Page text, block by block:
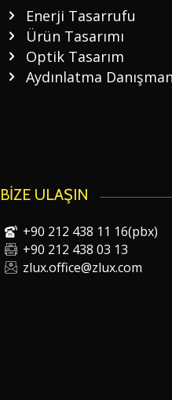
Enerji Tasarrufu
Ürün Tasarımı
Optik Tasarım
Aydınlatma
BİZE ULAŞIN
+90 212 438 11 16(pbx)
+90 212 438 03 13
zlux.office@zlux.com